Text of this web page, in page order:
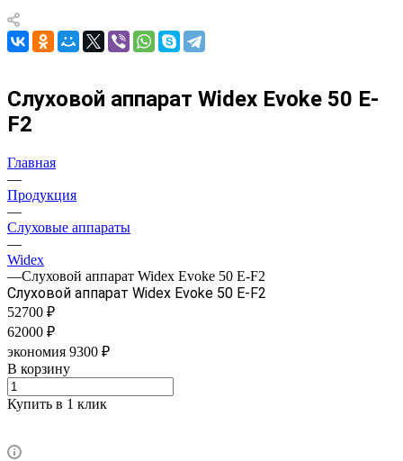
Слуховой аппарат Widex Evoke 50 E-
F2
Главная
—
Продукция
—
Слуховые аппараты
—
Widex
—Слуховой аппарат Widex Evoke 50 E-F2
Слуховой аппарат Widex Evoke 50 E-F2
52700 ₽
62000 ₽
экономия 9300 ₽
В корзину
Купить в 1 клик